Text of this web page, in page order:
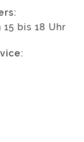
bis 18 Uhr